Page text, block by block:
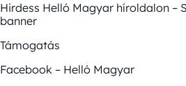
Hirdess Helló Magyar híroldalon –
banner
Támogatás
Facebook – Helló Magyar